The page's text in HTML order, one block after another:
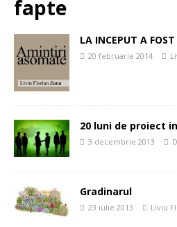
fapte
LA INCEPUT A FOST
20 februarie 2014
20 luni de proiect
3 decembrie 2013
Gradinarul
23 iulie 2013 Liviu